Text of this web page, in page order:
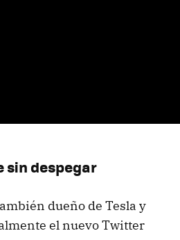
sin despegar
dueño de Tesla y
el nuevo Twitter